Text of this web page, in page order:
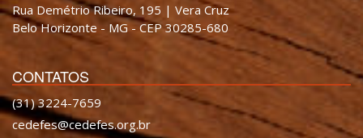
Rua Demétrio Ribeiro, 195 | Vera Cruz
Belo Horizonte - MG - CEP 30285-680
CONTATOS
(31) 3224-7659
cedefes@cedefes.org.br